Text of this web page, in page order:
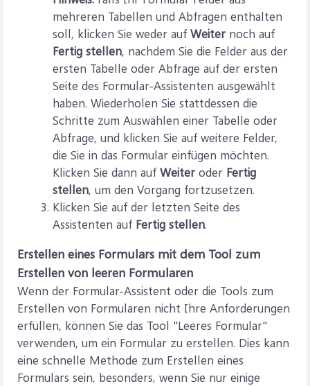
mehreren Tabellen und Abfragen enthalten
soll, klicken Sie weder auf Weiter noch auf
Fertig stellen, nachdem Sie die Felder aus der
ersten Tabelle oder Abfrage auf der ersten
Seite des Formular-Assistenten ausgewählt
haben. Wiederholen Sie stattdessen die
Schritte zum Auswählen einer Tabelle oder
Abfrage, und klicken Sie auf weitere Felder,
die Sie in das Formular einfügen möchten.
Klicken Sie dann auf Weiter oder Fertig
stellen, um den Vorgang fortzusetzen.
Klicken Sie auf der letzten Seite des
Assistenten auf Fertig stellen.
Erstellen eines Formulars mit dem Tool zum
Erstellen von leeren Formularen
Wenn der Formular-Assistent oder die Tools zum
Erstellen von Formularen nicht Ihre Anforderungen
erfüllen, können Sie das Tool "Leeres Formular"
verwenden, um ein Formular zu erstellen. Dies kann
eine schnelle Methode zum Erstellen eines
Formulars sein, besonders, wenn Sie nur einige